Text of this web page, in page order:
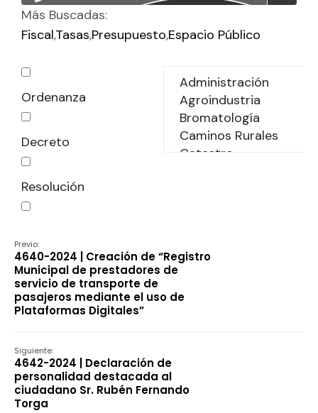
Más Buscadas:
FiscalTasas Presupuesto Espacio Público
Ordenanza
Decreto
Resolución
Previo:
4640-2024 | Creación de “Registro
Municipal de prestadores de
servicio de transporte de
pasajeros mediante el uso de
Plataformas Digitales”
Siguiente:
4642-2024 | Declaración de
personalidad destacada al
ciudadano Sr. Rubén Fernando
Torga